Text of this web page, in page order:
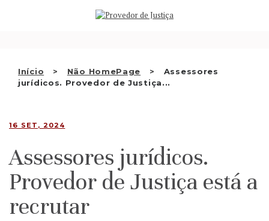
Início Não HomePage
Assessores
jurídicos. Provedor de Justiça...
QUEM SOMOS
RECOMENDAÇÕES E OUTRAS
DECISÕES
PT
16 SET, 2024
Assessores jurídicos.
Provedor de Justiça está a
recrutar